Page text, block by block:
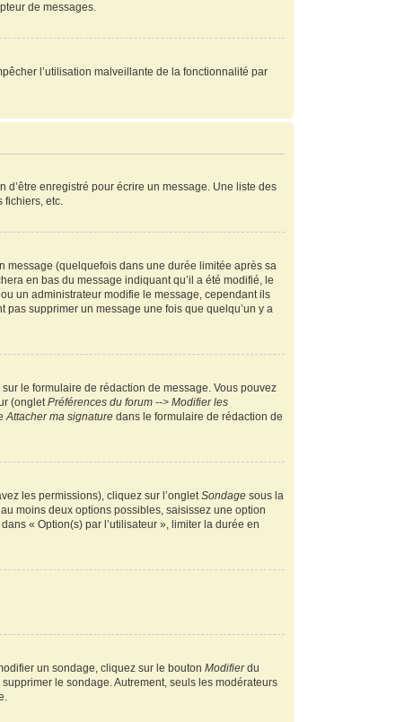
de messages.
l’utilisation malveillante de la fonctionnalité par
enregistré pour écrire un message. Une liste des
fichiers, etc.
message (quelquefois dans une durée limitée après sa
en bas du message indiquant qu’il a été modifié, le
un administrateur modifie le message, cependant ils
supprimer un message une fois que quelqu’un y a
sur le formulaire de rédaction de message. Vous pouvez
(ongletPréférences du forum --> Modifier les
Attacher ma signature dans le formulaire de rédaction de
les permissions), cliquez sur l’ongletSondage sous la
moins deux options possibles, saisissez une option
« Option(s) par l’utilisateur », limiter la durée en
un sondage, cliquez sur le boutonModifierdu
le sondage. Autrement, seuls les modérateurs